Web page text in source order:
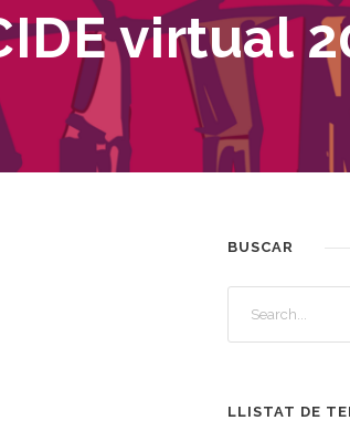
virtual
BUSCAR
LLISTAT DE